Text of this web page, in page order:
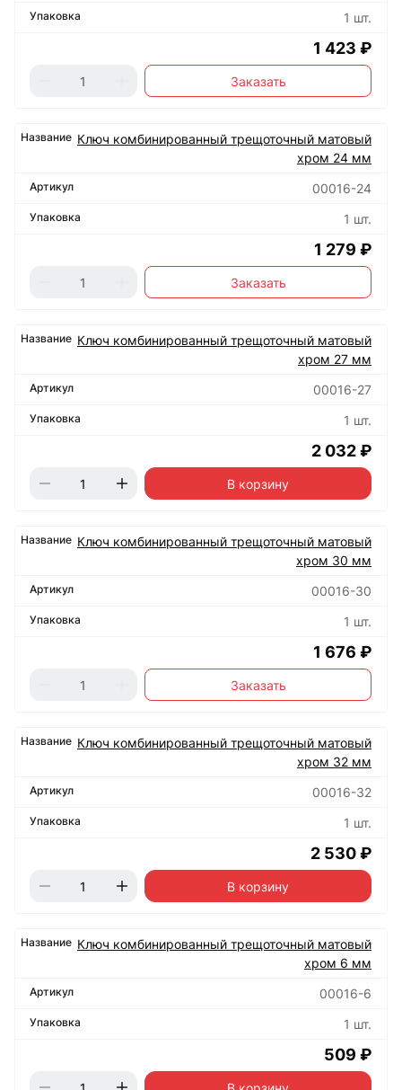
1 шт.
1 423 ₽
Заказать
Ключ комбинированный трещоточный матовый
хром 24 мм
00016-24
1 шт.
1 279 ₽
Заказать
Ключ комбинированный трещоточный матовый
хром 27 мм
00016-27
1 шт.
2 032 ₽
В корзину
Ключ комбинированный трещоточный матовый
хром 30 мм
00016-30
1 шт.
1 676 ₽
Заказать
Ключ комбинированный трещоточный матовый
хром 32 мм
00016-32
1 шт.
2 530 ₽
В корзину
Ключ комбинированный трещоточный матовый
хром 6 мм
00016-6
1 шт.
509 ₽